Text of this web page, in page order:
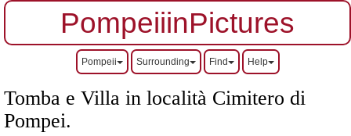
PompeiiinPictures
Pompeii Surrounding Find Help
Tomba e Villa in località Cimitero di
Pompei.